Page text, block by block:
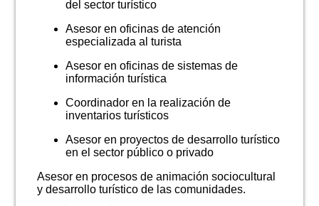
del sector turístico
Asesor en oficinas de atención
especializada al turista
Asesor en oficinas de sistemas de
información turística
Coordinador en la realización de
inventarios turísticos
Asesor en proyectos de desarrollo turístico
en el sector público o privado
Asesor en procesos de animación sociocultural
y desarrollo turístico de las comunidades.